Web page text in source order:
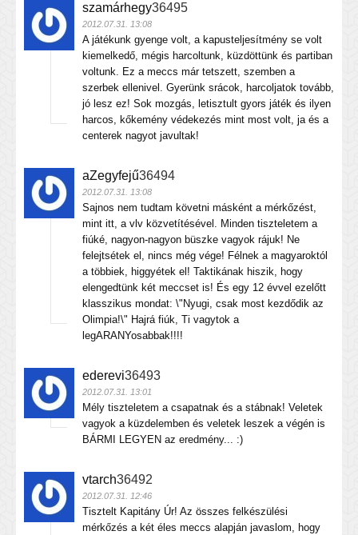
szamárhegy36495
2012.07.31. 13:08
A játékunk gyenge volt, a kapusteljesítmény se volt
kiemelkedő, mégis harcoltunk, küzdöttünk és partiban
voltunk. Ez a meccs már tetszett, szemben a
szerbek ellenivel. Gyerünk srácok, harcoljatok tovább,
jó lesz ez! Sok mozgás, letisztult gyors játék és ilyen
harcos, kőkemény védekezés mint most volt, ja és a
centerek nagyot javultak!
aZegyfejű36494
2012.07.31. 13:08
Sajnos nem tudtam követni másként a mérkőzést,
mint itt, a vlv közvetítésével. Minden tiszteletem a
fiúké, nagyon-nagyon büszke vagyok rájuk! Ne
felejtsétek el, nincs még vége! Félnek a magyaroktól
a többiek, higgyétek el! Taktikának hiszik, hogy
elengedtünk két meccset is! És egy 12 évvel ezelőtt
klasszikus mondat: \"Nyugi, csak most kezdődik az
Olimpia!\" Hajrá fiúk, Ti vagytok a
legARANYosabbak!!!!
ederevi36493
2012.07.31. 13:01
Mély tiszteletem a csapatnak és a stábnak! Veletek
vagyok a küzdelemben és veletek leszek a végén is
BÁRMI LEGYEN az eredmény... :)
vtarch36492
2012.07.31. 12:46
Tisztelt Kapitány Úr! Az összes felkészülési
mérkőzés a két éles meccs alapján javaslom, hogy